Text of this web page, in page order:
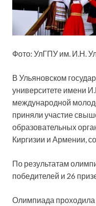
Фото: УлГПУ им. И.Н.
В Ульяновском
университете имени
международной
приняли участие
образовательных
Киргизии и Армении,
По результатам
победителей и 26
Олимпиада